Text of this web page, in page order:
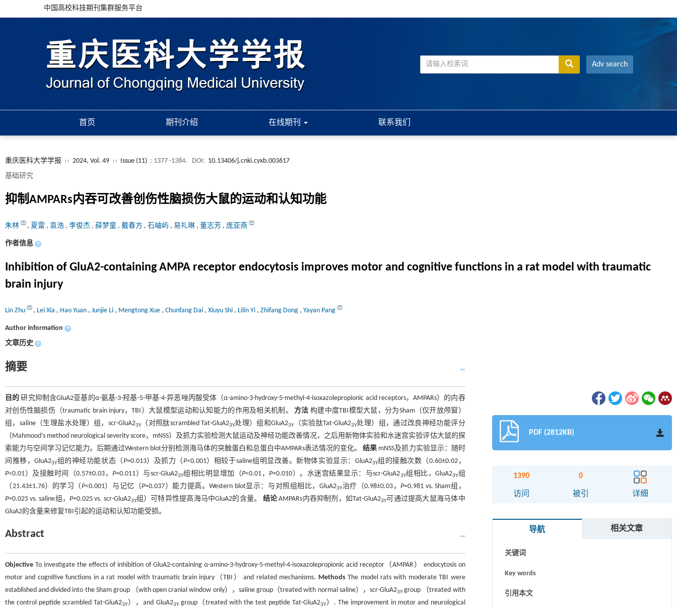
中国高校科技期刊集群服务平台
Adv search
首页 期刊介绍 在线期刊 联系我们
重庆医科大学学报 ›› 2024, Vol. 49 ›› Issue (11) : 1377 -1384. DOI: 10.13406/j.cnki.cyxb.003617
基础研究
抑制AMPARs内吞可改善创伤性脑损伤大鼠的运动和认知功能
朱林 , 夏雷 , 袁浩 , 李俊杰 , 薛梦童 , 戴春方 , 石岫屿 , 易礼琳 , 董志芳 , 庞亚燕
作者信息 +
Inhibition of GluA2-containing AMPA receptor endocytosis improves motor and cognitive functions in a rat model with traumatic
brain injury
Lin Zhu , Lei Xia , Hao Yuan , Junjie Li , Mengtong Xue , Chunfang Dai , Xiuyu Shi , Lilin Yi , Zhifang Dong , Yayan Pang
Author information +
文章历史 +
摘要
目的 研究抑制含GluA2亚基的α-氨基-3-羟基-5-甲基-4-异恶唑丙酸受体（α-amino-3-hydroxy-5-methyl-4-isoxazolepropionic acid receptors，AMPARs）的内吞
对创伤性脑损伤（traumatic brain injury，TBI）大鼠模型运动和认知能力的作用及相关机制。方法 构建中度TBI模型大鼠，分为Sham（仅开放颅窗）
组，saline（生理盐水处理）组，scr-GluA23Y（对照肽scrambled Tat-GluA23Y处理）组和GluA23Y（实验肽Tat-GluA23Y处理）组，通过改良神经功能评分
（Mahmood’s method neurological severity score，mNSS）及抓力实验检测大鼠运动及神经功能改善情况，之后用新物体实验和水迷宫实验评估大鼠的探
索能力与空间学习记忆能力。后期通过Western blot分别检测海马体的突触蛋白和总蛋白中AMPARs表达情况的变化。结果 mNSS及抓力实验显示：随时
间推移，GluA23Y组的神经功能状态（P=0.013）及抓力（P<0.001）相较于saline组明显改善。新物体实验显示：GluA23Y组的接触次数（0.60±0.02，
P<0.01）及接触时间（0.57±0.03，P=0.011）与scr-GluA23Y组相比明显增加（P<0.01，P=0.010）。水迷宫结果显示：与scr-GluA23Y组相比，GluA23Y组
（21.43±1.76）的学习（P<0.001）与记忆（P=0.037）能力提高。Western blot显示：与对照组相比，GluA23Y治疗（0.98±0.03，P=0.981 vs. Sham组，
P=0.025 vs. saline组，P=0.025 vs. scr-GluA23Y组）可特异性提高海马中GluA2的含量。 结论AMPARs内吞抑制剂，如Tat-GluA23Y可通过提高大鼠海马体中
GluA2的含量来修复TBI引起的运动和认知功能受损。
Abstract
Objective To investigate the effects of inhibition of GluA2-containing α-amino-3-hydroxy-5-methyl-4-isoxazolepropionic acid receptor（AMPAR） endocytosis on
motor and cognitive functions in a rat model with traumatic brain injury（TBI） and related mechanisms. MethodsThe model rats with moderate TBI were
established and divided into the Sham group （with open cranial window only），saline group（treated with normal saline），scr-GluA23Ygroup （treated with
the control peptide scrambled Tat-GluA23Y），and GluA23Ygroup（treated with the test peptide Tat-GluA23Y）. The improvement in motor and neurological
PDF (2812KB)
1390
访问
0
被引 详细
导航 相关文章
摘要
Graphical abstract
关键词
Key words
引用本文